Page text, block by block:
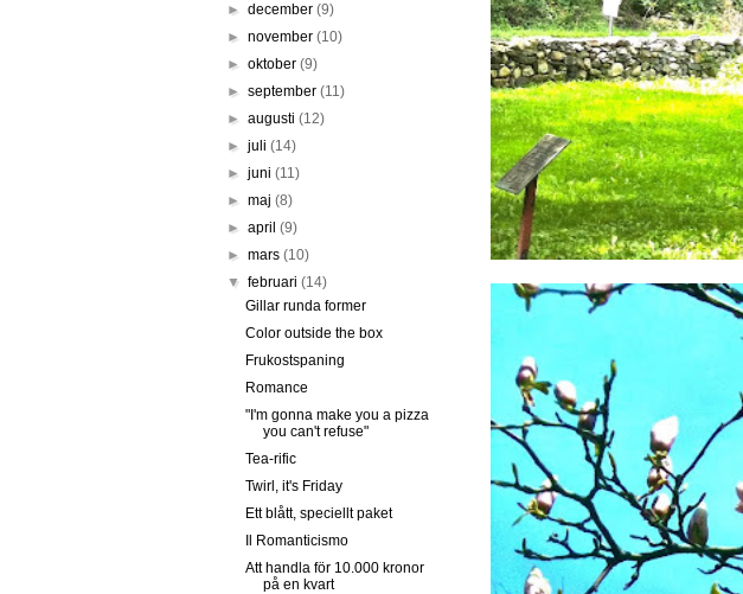
►december(9)
►november(10)
►oktober(9)
►september(11)
►augusti(12)
►juli(14)
►juni(11)
►maj(8)
►april(9)
►mars(10)
▼februari(14)
Gillar runda former
Color outside the box
Frukostspaning
Romance
"I'm gonna make you a pizza
you can't refuse"
Tea-rific
Twirl, it's Friday
Ett blått, speciellt paket
Il Romanticismo
Att handla för 10.000 kronor
på en kvart